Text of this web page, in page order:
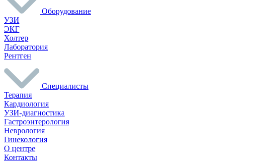
Оборудование
УЗИ
ЭКГ
Холтер
Лаборатория
Рентген
Специалисты
Терапия
Кардиология
УЗИ-диагностика
Гастроэнтерология
Неврология
Гинекология
О центре
Контакты